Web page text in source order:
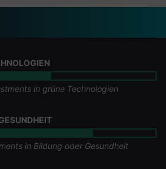
in grüne Technologien
in Bildung oder Gesundheit